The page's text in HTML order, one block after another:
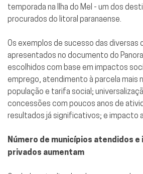
temporada na Ilha do Mel - um dos
procurados do litoral paranaense.
Os exemplos de sucesso das diversas
apresentados no documento do
escolhidos com base em impactos
emprego, atendimento à parcela mais
população e tarifa social;
concessões com poucos anos de
resultados já significativos; e impacto
Número de municípios atendidos
privados aumentam